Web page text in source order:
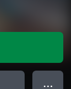
● ● ●